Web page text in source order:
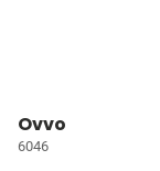
Ovvo
6046